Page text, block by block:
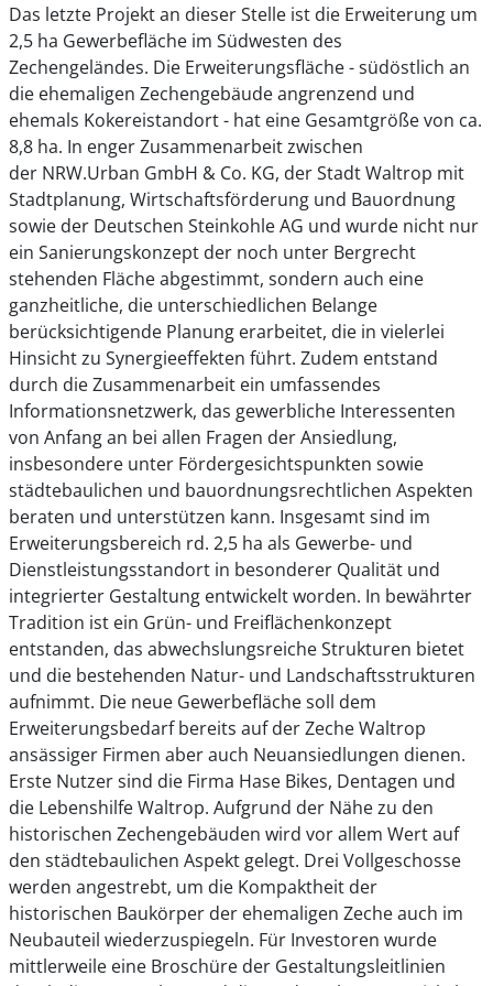
Das letzte Projekt an dieser Stelle ist die Erweiterung um
2,5 ha Gewerbefläche im Südwesten des
Zechengeländes. Die Erweiterungsfläche - südöstlich an
die ehemaligen Zechengebäude angrenzend und
ehemals Kokereistandort - hat eine Gesamtgröße von ca.
8,8 ha. In enger Zusammenarbeit zwischen
der NRW.Urban GmbH & Co. KG, der Stadt Waltrop mit
Stadtplanung, Wirtschaftsförderung und Bauordnung
sowie der Deutschen Steinkohle AG und wurde nicht nur
ein Sanierungskonzept der noch unter Bergrecht
stehenden Fläche abgestimmt, sondern auch eine
ganzheitliche, die unterschiedlichen Belange
berücksichtigende Planung erarbeitet, die in vielerlei
Hinsicht zu Synergieeffekten führt. Zudem entstand
durch die Zusammenarbeit ein umfassendes
Informationsnetzwerk, das gewerbliche Interessenten
von Anfang an bei allen Fragen der Ansiedlung,
insbesondere unter Fördergesichtspunkten sowie
städtebaulichen und bauordnungsrechtlichen Aspekten
beraten und unterstützen kann. Insgesamt sind im
Erweiterungsbereich rd. 2,5 ha als Gewerbe- und
Dienstleistungsstandort in besonderer Qualität und
integrierter Gestaltung entwickelt worden. In bewährter
Tradition ist ein Grün- und Freiflächenkonzept
entstanden, das abwechslungsreiche Strukturen bietet
und die bestehenden Natur- und Landschaftsstrukturen
aufnimmt. Die neue Gewerbefläche soll dem
Erweiterungsbedarf bereits auf der Zeche Waltrop
ansässiger Firmen aber auch Neuansiedlungen dienen.
Erste Nutzer sind die Firma Hase Bikes, Dentagen und
die Lebenshilfe Waltrop. Aufgrund der Nähe zu den
historischen Zechengebäuden wird vor allem Wert auf
den städtebaulichen Aspekt gelegt. Drei Vollgeschosse
werden angestrebt, um die Kompaktheit der
historischen Baukörper der ehemaligen Zeche auch im
Neubauteil wiederzuspiegeln. Für Investoren wurde
mittlerweile eine Broschüre der Gestaltungsleitlinien